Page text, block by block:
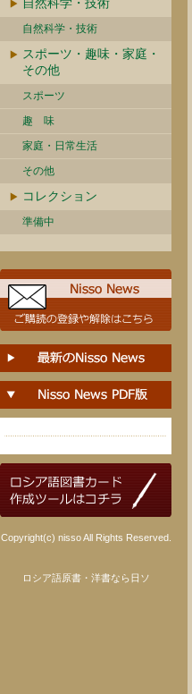
自然科学・技術
スポーツ・趣味・家庭・
その他
スポーツ
趣 味
家庭・日常生活
その他
コレクション
準備中
Copyright(c) nisso All Rights Reserved.
ロシア語原書・洋書なら日ソ